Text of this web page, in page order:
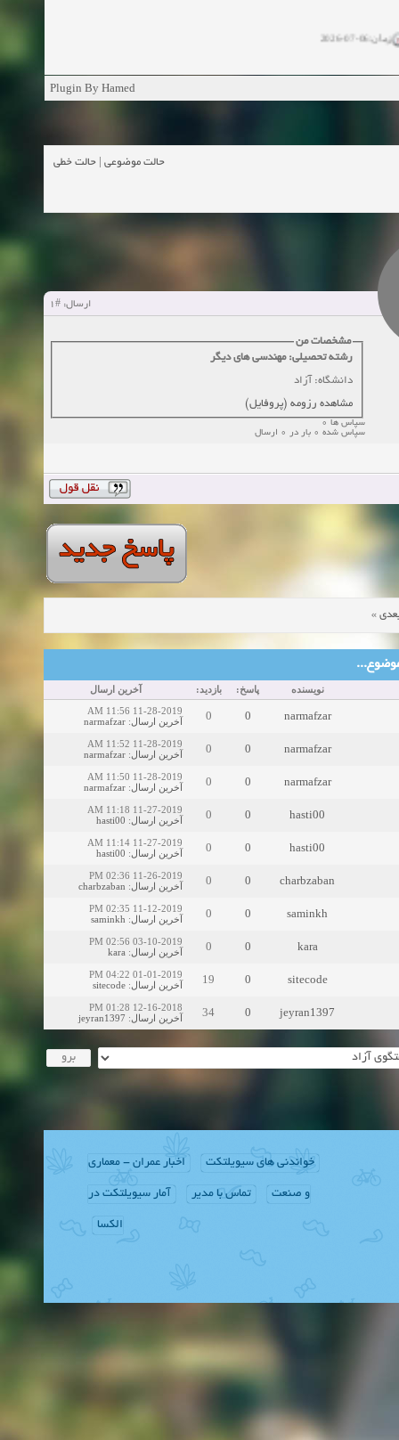
04-2025
زمان:11-11-2024
زمان:10-28-2024
زمان:10-13-2024
زمان:10-11-2024
Plugin By Hamed
حالت موضوعی حالت خطی
ارسال: #1
مشخصات من
رشته تحصیلی: مهندسی های دیگر
دانشگاه: آزاد
مشاهده رزومه (پروفایل)
سپاس ها 0
سپاس شده 0 بار در 0 ارسال
»
نویسنده پاسخ: بازدید: آخرین ارسال
narmafzar
0
0
11-28-2019 11:56 AM
آخرین ارسال:
narmafzar
narmafzar
0
0
11-28-2019 11:52 AM
آخرین ارسال:
narmafzar
narmafzar
0
0
11-28-2019 11:50 AM
آخرین ارسال:
narmafzar
hasti00
0
0
11-27-2019 11:18 AM
آخرین ارسال:
hasti00
hasti00
0
0
11-27-2019 11:14 AM
آخرین ارسال:
hasti00
charbzaban
0
0
11-26-2019 02:36 PM
آخرین ارسال:
charbzaban
saminkh
0
0
11-12-2019 02:35 PM
آخرین ارسال:
saminkh
kara
0
0
03-10-2019 02:56 PM
آخرین ارسال:
kara
sitecode
0
19
01-01-2019 04:22 PM
آخرین ارسال:
sitecode
jeyran1397
0
34
12-16-2018 01:28 PM
آخرین ارسال:
jeyran1397
خواندنی های سیویلتکت اخبار عمران - معماری
و صنعت تماس با مدیر آمار سیویلتکت در
الکسا